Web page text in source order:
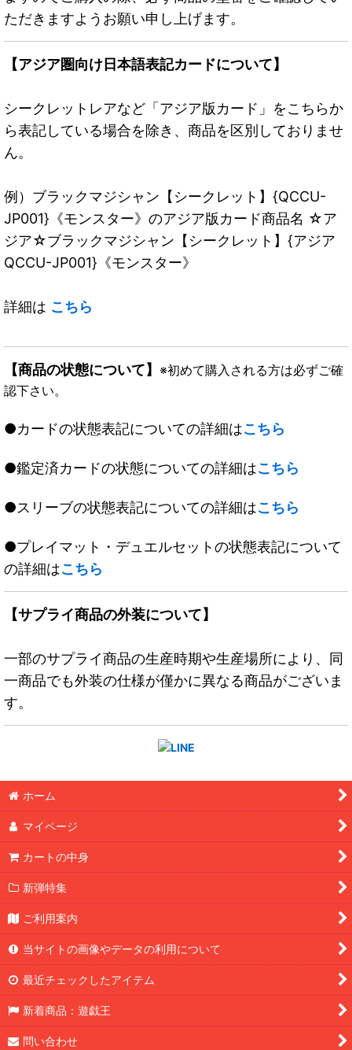
ただきますようお願い申し上げます。
【アジア圏向け日本語表記カードについて】
シークレットレアなど「アジア版カード」をこちらか
ら表記している場合を除き、商品を区別しておりませ
ん。
例）ブラックマジシャン【シークレット】{QCCU-
JP001}《モンスター》のアジア版カード商品名 ☆ア
ジア☆ブラックマジシャン【シークレット】{アジア
QCCU-JP001}《モンスター》
詳細は こちら
【商品の状態について】 ※初めて購入される方は必ずご確
認下さい。
●カードの状態表記についての詳細はこちら
●鑑定済カードの状態についての詳細はこちら
●スリーブの状態表記についての詳細はこちら
●プレイマット・デュエルセットの状態表記について
の詳細はこちら
【サプライ商品の外装について】
一部のサプライ商品の生産時期や生産場所により、同
一商品でも外装の仕様が僅かに異なる商品がございま
す。
ホーム
マイページ
カートの中身
新弾特集
ご利用案内
当サイトの画像やデータの利用について
最近チェックしたアイテム
新着商品：遊戯王
問い合わせ